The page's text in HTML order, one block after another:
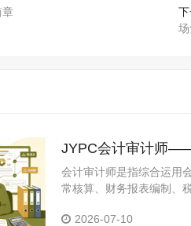
章 下
JYPC会计审计师
会计审计师是指综合运用
常核算、财务报表编制、
司的内部审计部门，都需
2026-07-10